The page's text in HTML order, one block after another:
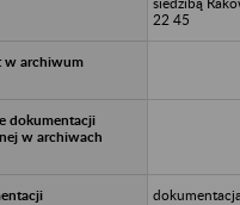
22 45